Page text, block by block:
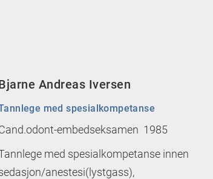
Andreas Iversen
med spesialkompetanse
embedseksamen 1985
med spesialkompetanse innen
anestesi(lystgass),